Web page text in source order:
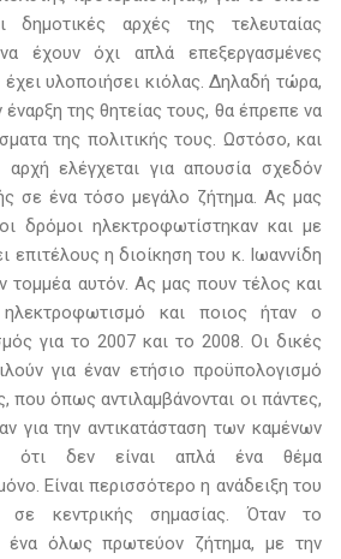
αρχές της τελευταίας
έχουν όχι απλά επεξεργασμένες
έχει υλοποιήσει κιόλας. Δηλαδή τώρα,
έναρξη της θητείας τους, θα έπρεπε να
της πολιτικής τους. Ωστόσο, και
αρχή ελέγχεται για απουσία σχεδόν
σε ένα τόσο μεγάλο ζήτημα. Ας μας
δρόμοι ηλεκτροφωτίστηκαν και με
επιτέλους η διοίκηση του κ. Ιωαννίδη
τομμέα αυτόν. Ας μας πουν τέλος και
και ποιος ήταν ο
για το 2007 και το 2008. Οι δικές
για έναν ετήσιο προϋπολογισμό
που όπως αντιλαμβάνονται οι πάντες,
για την αντικατάσταση των καμένων
ότι δεν είναι απλά ένα θέμα
Είναι περισσότερο η ανάδειξη του
σε κεντρικής σημασίας. Όταν το
ένα όλως πρωτεύον ζήτημα, με την